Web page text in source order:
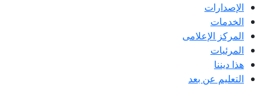
الإصدارات
الخدمات
المركز الإعلامى
المرئيات
هذا ديننا
التعليم عن بعد